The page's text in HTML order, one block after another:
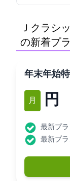
Ｊクラシ
の新着プ
年末年始
1月 15,474円
最新プラ
最新プラ